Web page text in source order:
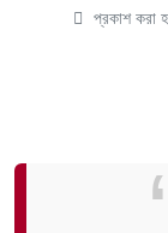
প্রকাশ করা